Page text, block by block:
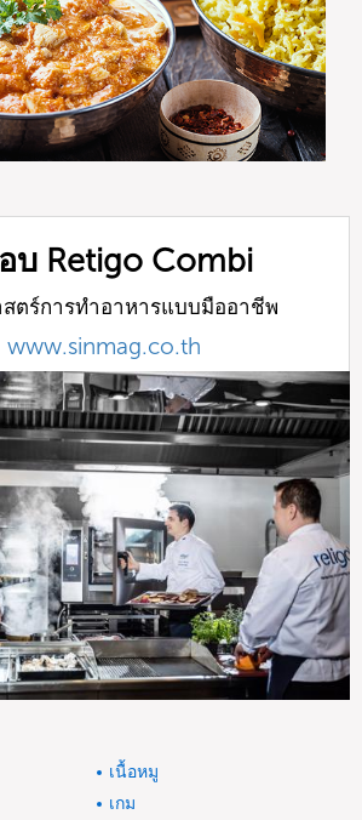
บ Retigo Combi
ตร์การทำอาหารแบบมืออาชีพ
www.sinmag.co.th
เนื้อหมู
เกม